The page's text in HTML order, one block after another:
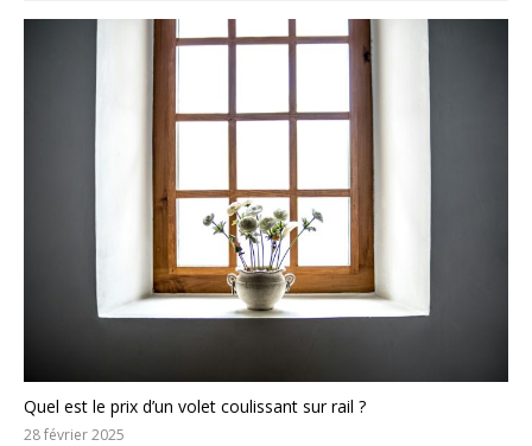
Quel est le prix d’un volet coulissant sur rail ?
28 février 2025